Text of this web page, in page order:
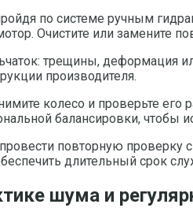
по системе ручным
Очистите или замените
трещины,
производителя.
колесо и проверьте
балансировки, чтобы
повторную
длительный срок
шума и